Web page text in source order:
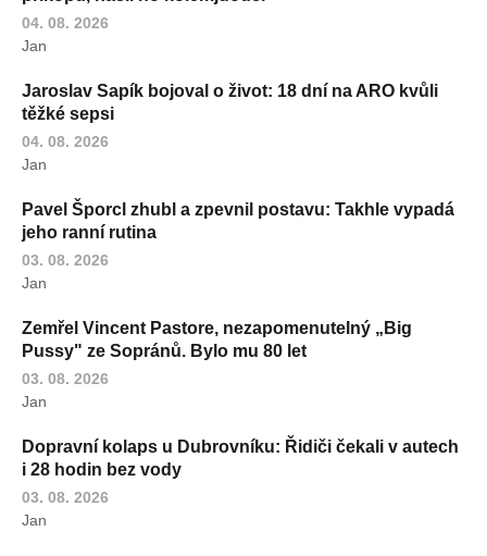
04. 08. 2026
Jan
Jaroslav Sapík bojoval o život: 18 dní na ARO kvůli
těžké sepsi
04. 08. 2026
Jan
Pavel Šporcl zhubl a zpevnil postavu: Takhle vypadá
jeho ranní rutina
03. 08. 2026
Jan
Zemřel Vincent Pastore, nezapomenutelný „Big
Pussy" ze Sopránů. Bylo mu 80 let
03. 08. 2026
Jan
Dopravní kolaps u Dubrovníku: Řidiči čekali v autech
i 28 hodin bez vody
03. 08. 2026
Jan